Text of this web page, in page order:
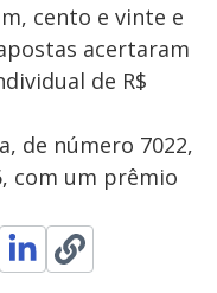
cento e vinte e
acertaram
de R$
de número 7022,
com um prêmio